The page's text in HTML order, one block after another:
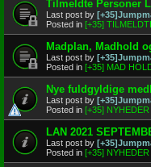
Tilmeldte Personer
Last post by
Posted in [+35]
Madplan, Madhold
Last post by
Posted in [+35] MAD
Nye fuldgyldige
Last post by
Posted in [+35]
LAN 2021
Last post by
Posted in [+35]